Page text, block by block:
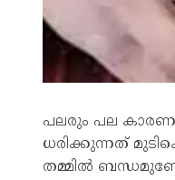
പലരും പല
ധരിക്കുന്നത്
തമ്മിൽ